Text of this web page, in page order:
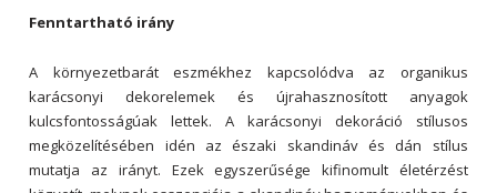
Fenntartható irány
A környezetbarát eszmékhez kapcsolódva az organikus
karácsonyi dekorelemek és újrahasznosított anyagok
kulcsfontosságúak lettek. A karácsonyi dekoráció stílusos
megközelítésében idén az északi skandináv és dán stílus
mutatja az irányt. Ezek egyszerűsége kifinomult életérzést